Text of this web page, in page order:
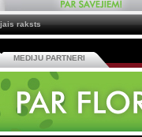
raksts
MEDIJU PARTNERI